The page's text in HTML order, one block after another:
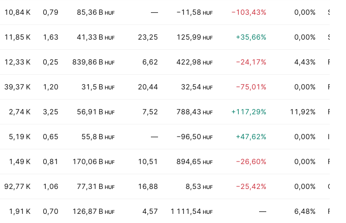
10,84 K 0,79 85,36 B HUF — −11,58 HUF −103,43% 0,00%
11,85 K 1,63 41,33 B HUF 23,25 125,99 HUF +35,66% 0,00%
12,33 K 0,25 839,86 B HUF 6,62 422,98 HUF −24,17% 4,43%
39,37 K 1,20 31,5 B HUF 20,44 32,54 HUF −75,01% 0,00%
2,74 K 3,25 56,91 B HUF 7,52 788,43 HUF +117,29% 11,92%
5,19 K 0,65 55,8 B HUF — −96,50 HUF +47,62% 0,00%
1,49 K 0,81 170,06 B HUF 10,51 894,65 HUF −26,60% 0,00%
92,77 K 1,06 77,31 B HUF 16,88 8,53 HUF −25,42% 0,00%
1,91 K 0,70 126,87 B HUF 4,57 1 111,54 HUF — 6,48%